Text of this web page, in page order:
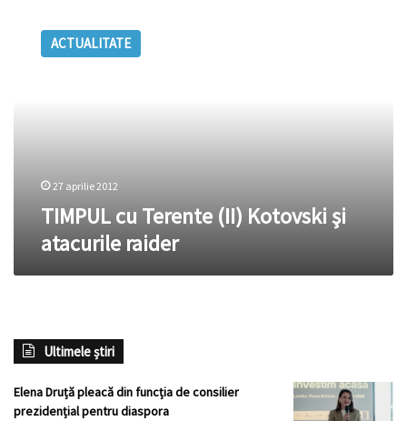
TerenteACTUALITATE
27 aprilie 2012
TIMPUL cu Terente (II) Kotovski şi
atacurile raider
Ultimele știri
Elena Druță pleacă din funcția de consilier
prezidențial pentru diaspora